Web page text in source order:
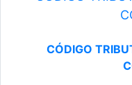
CÓDIGO